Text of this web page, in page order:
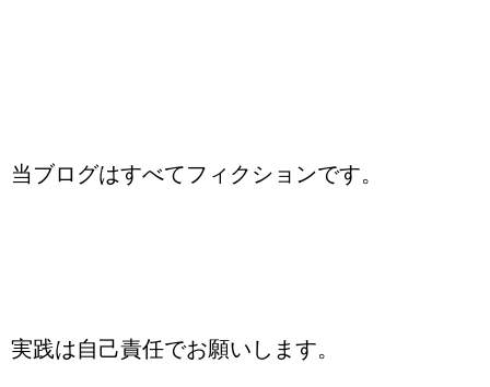
当ブログはすべてフィクションです。
実践は自己責任でお願いします。